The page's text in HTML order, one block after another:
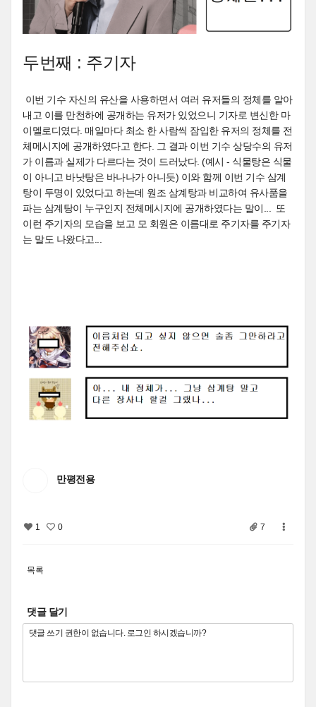
두번째 : 주기자
이번 기수 자신의 유산을 사용하면서 여러 유저들의 정체를 알아
내고 이를 만천하에 공개하는 유저가 있었으니 기자로 변신한 마
이멜로디였다. 매일마다 최소 한 사람씩 잠입한 유저의 정체를 전
체메시지에 공개하였다고 한다. 그 결과 이번 기수 상당수의 유저
가 이름과 실제가 다르다는 것이 드러났다. (예시 - 식물탕은 식물
이 아니고 바낫탕은 바나나가 아니듯) 이와 함께 이번 기수 삼계
탕이 두명이 있었다고 하는데 원조 삼계탕과 비교하여 유사품을
파는 삼계탕이 누구인지 전체메시지에 공개하였다는 말이... 또
이런 주기자의 모습을 보고 모 회원은 이름대로 주기자를 주기자
는 말도 나왔다고...
만평전용
1 0 7
목록
댓글 달기